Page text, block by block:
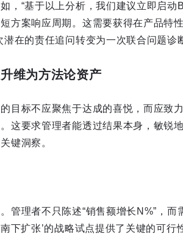
，“基于以上分析，我们建议立即启动
方案响应周期。这需要获得在产品特
在的责任追问转变为一次联合问题诊
维为方法论资产
目标不应聚焦于达成的喜悦，而应致
这要求管理者能透过结果本身，敏锐
键洞察。
管理者不只陈述“销售额增长N%”，而
下扩张’的战略试点提供了关键的可行